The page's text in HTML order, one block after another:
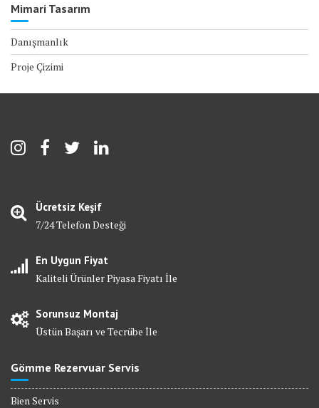
Mimari Tasarım
Danışmanlık
Proje Çizimi
Ücretsiz Keşif
7/24 Telefon Desteği
En Uygun Fiyat
Kaliteli Ürünler Piyasa Fiyatı İle
Sorunsuz Montaj
Üstün Başarı ve Tecrübe İle
Gömme Rezervuar Servis
Bien Servis